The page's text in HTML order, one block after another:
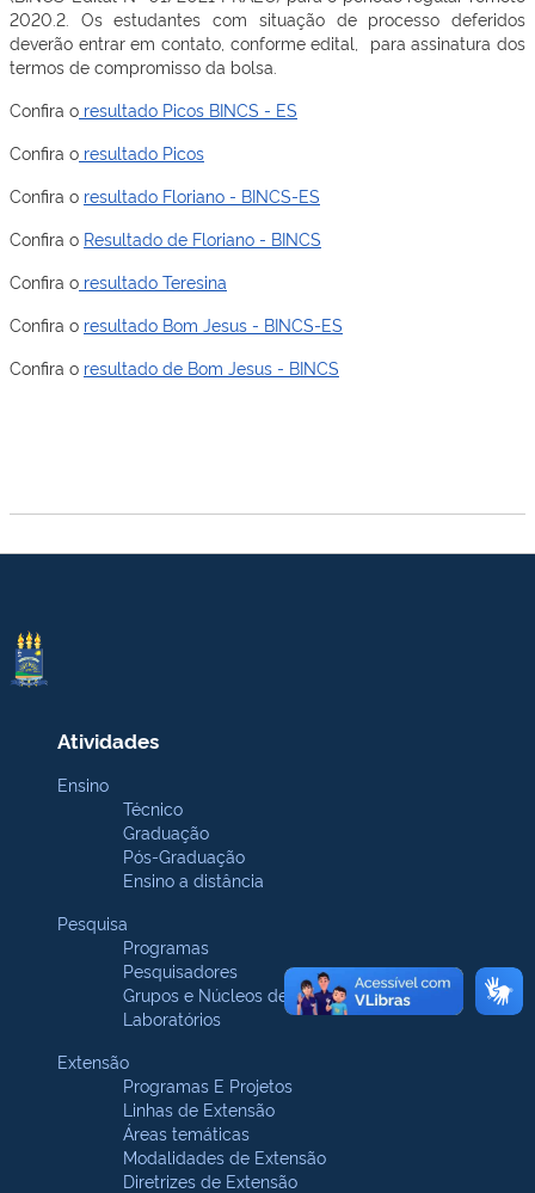
2020.2. Os estudantes com situação de processo deferidos
deverão entrar em contato, conforme edital, para assinatura dos
termos de compromisso da bolsa.
Confira o resultado Picos BINCS - ES
Confira o resultado Picos
Confira o resultado Floriano - BINCS-ES
Confira o Resultado de Floriano - BINCS
Confira o resultado Teresina
Confira o resultado Bom Jesus - BINCS-ES
Confira o resultado de Bom Jesus - BINCS
Atividades
Ensino
Técnico
Graduação
Pós-Graduação
Ensino a distância
Pesquisa
Programas
Pesquisadores
Grupos e Núcleos de pesquisa
Laboratórios
Extensão
Programas E Projetos
Linhas de Extensão
Áreas temáticas
Modalidades de Extensão
Diretrizes de Extensão